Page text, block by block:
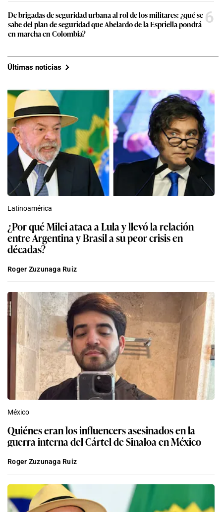
De brigadas de seguridad urbana al rol de los militares: ¿qué se
sabe del plan de seguridad que Abelardo de la Espriella pondrá
en marcha en Colombia?
6
Últimas noticias
Latinoamérica
¿Por qué Milei ataca a Lula y llevó la relación
entre Argentina y Brasil a su peor crisis en
décadas?
Roger Zuzunaga Ruiz
México
Quiénes eran los influencers asesinados en la
guerra interna del Cártel de Sinaloa en México
Roger Zuzunaga Ruiz